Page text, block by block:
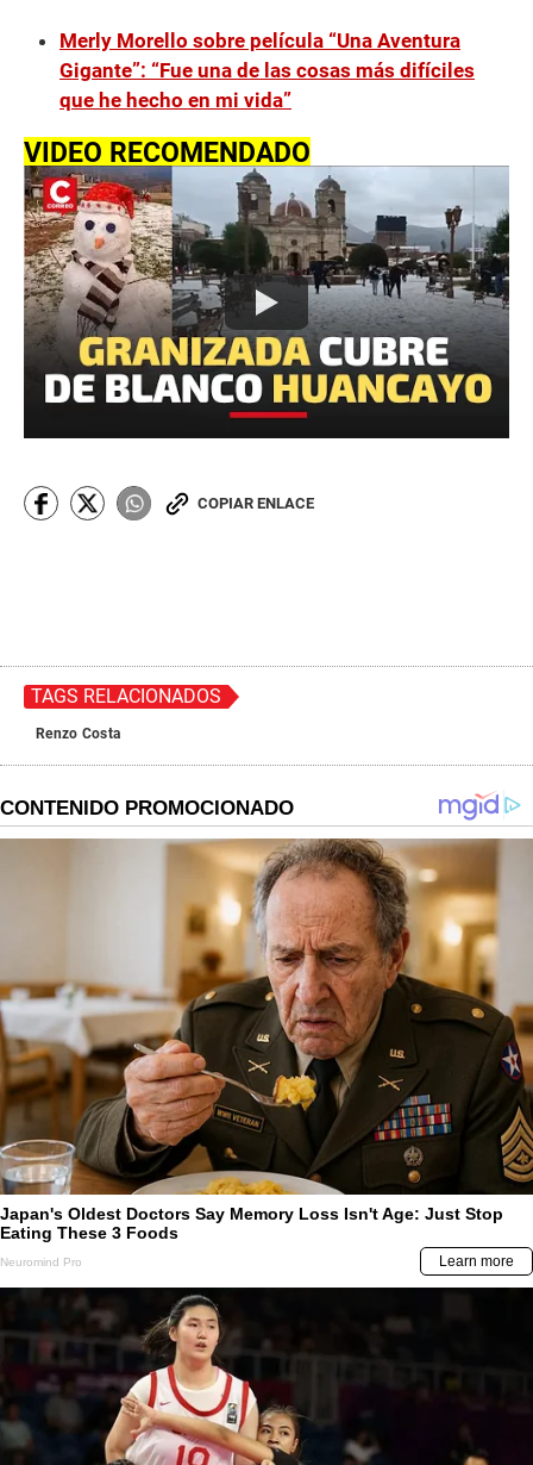
Merly Morello sobre película “Una Aventura
Gigante”: “Fue una de las cosas más difíciles
que he hecho en mi vida”
VIDEO RECOMENDADO
COPIAR ENLACE
TAGS RELACIONADOS
Renzo Costa